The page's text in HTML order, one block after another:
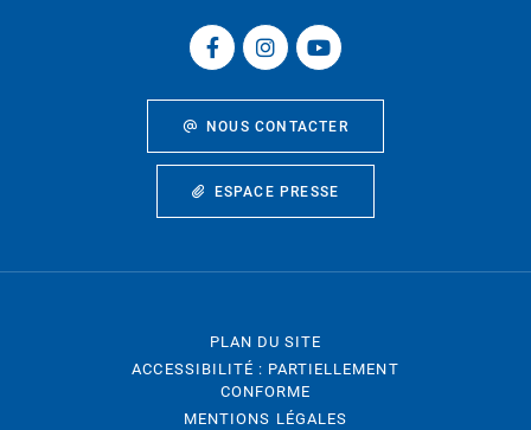
NOUS CONTACTER
ESPACE PRESSE
PLAN DU SITE
ACCESSIBILITÉ : PARTIELLEMENT
CONFORME
MENTIONS LÉGALES